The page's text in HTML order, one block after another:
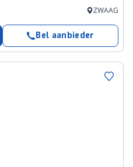
ZWAAG
Bel aanbieder